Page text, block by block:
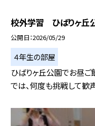
校外学習 ひばりヶ丘
公開日 2026/05/29
４年生の部屋
ひばりヶ丘公園でお昼ご
では、何度も挑戦して歓